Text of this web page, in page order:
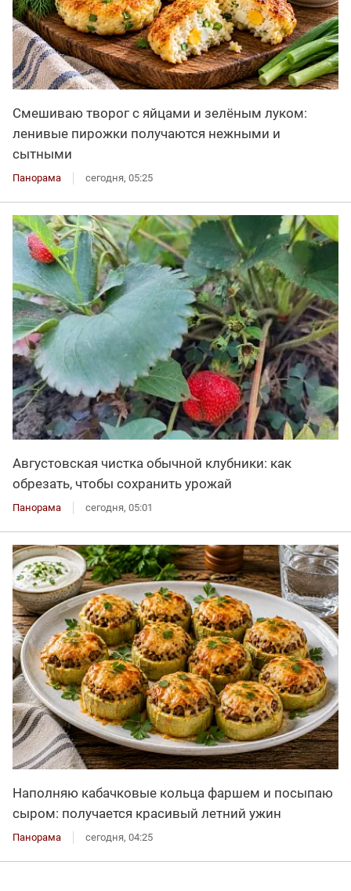
Смешиваю творог с яйцами и зелёным луком:
ленивые пирожки получаются нежными и
сытными
Панорама сегодня, 05:25
Августовская чистка обычной клубники: как
обрезать, чтобы сохранить урожай
Панорама сегодня, 05:01
Наполняю кабачковые кольца фаршем и посыпаю
сыром: получается красивый летний ужин
Панорама сегодня, 04:25